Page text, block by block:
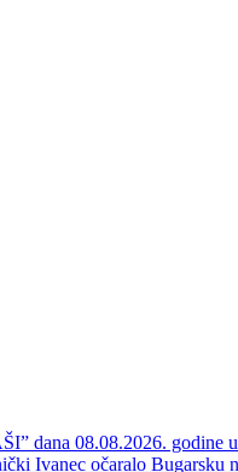
dana 08.08.2026. godine
Ivanec očaralo Bugarsku